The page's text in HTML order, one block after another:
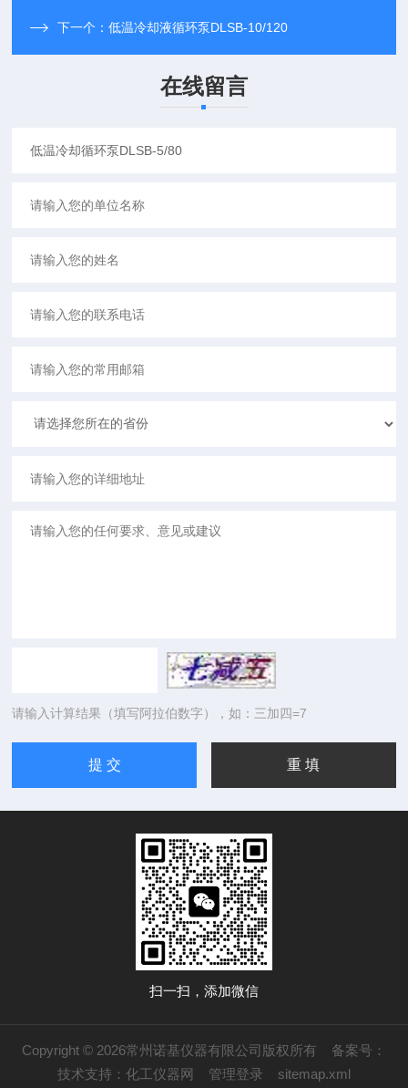
下一个：低温冷却液循环泵DLSB-10/120
在线留言
请输入计算结果（填写阿拉伯数字），如：三加四=7
扫一扫，添加微信
Copyright © 2026常州诺基仪器有限公司版权所有 备案号：
技术支持： 化工仪器网 管理登录 sitemap.xml